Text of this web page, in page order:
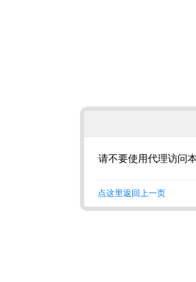
请不要使用代理访问
点这里返回上一页